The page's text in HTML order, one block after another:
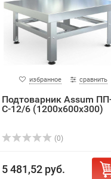
избранное сравнить
Подтоварник Assum
С-12/6 (1200х600х300)
(0)
5 481,52 руб.